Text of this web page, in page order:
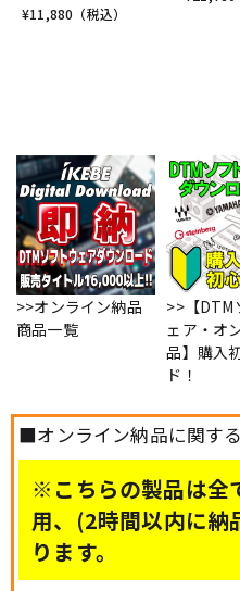
¥11,880 （税込）
>>オンライン納品
商品一覧
>>【DTM
ェア・オ
品】購入
ド！
■オンライン納品に関す
※こちらの製品は全
用、(2時間以内に納
ります。